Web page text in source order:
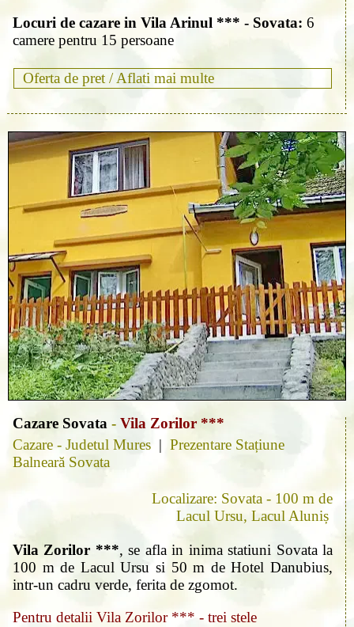
Locuri de cazare in Vila Arinul *** - Sovata: 6
camere pentru 15 persoane
Oferta de pret / Aflati mai multe
Cazare Sovata - Vila Zorilor ***
Cazare - Judetul Mures | Prezentare Stațiune
Balneară Sovata
Localizare: Sovata - 100 m de
Lacul Ursu, Lacul Aluniș
Vila Zorilor ***, se afla in inima statiuni Sovata la
100 m de Lacul Ursu si 50 m de Hotel Danubius,
intr-un cadru verde, ferita de zgomot.
Pentru detalii Vila Zorilor *** - trei stele